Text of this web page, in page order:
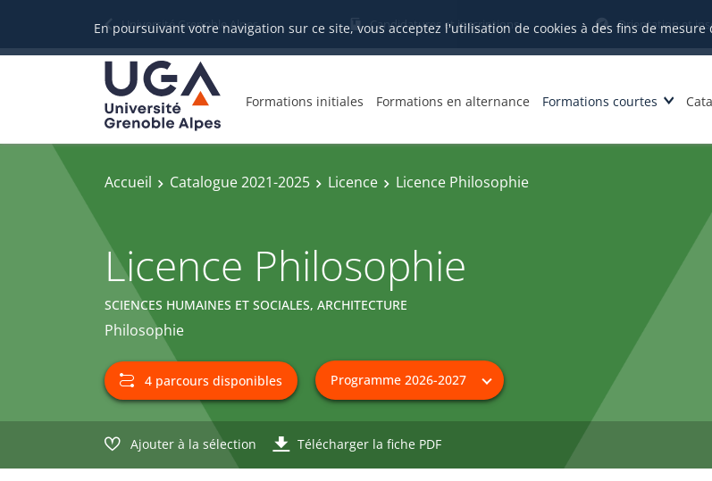
En poursuivant votre navigation sur ce site, vous acceptez l'utilisation de cookies à des fins de
Université Grenoble Alpes Candidatures et inscriptions Orientation et
Formations initiales Formations en alternance Formations courtes
Accueil Catalogue 2021-2025 Licence Licence Philosophie
Licence Philosophie
SCIENCES HUMAINES ET SOCIALES, ARCHITECTURE
Philosophie
4 parcours disponibles
Ajouter à la sélection Télécharger la fiche PDF